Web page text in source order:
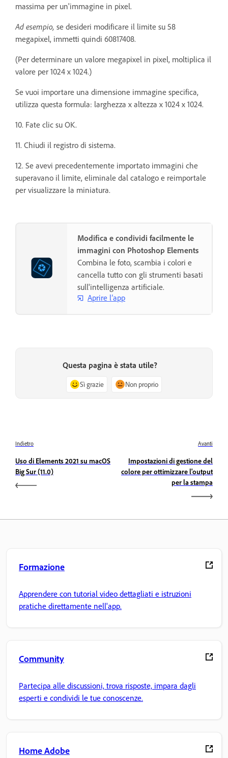
massima per un'immagine in pixel.
Ad esempio, se desideri modificare il limite su 58
megapixel, immetti quindi 60817408.
(Per determinare un valore megapixel in pixel, moltiplica il
valore per 1024 x 1024.)
Se vuoi importare una dimensione immagine specifica,
utilizza questa formula: larghezza x altezza x 1024 x 1024.
10. Fate clic su OK.
11. Chiudi il registro di sistema.
12. Se avevi precedentemente importato immagini che
superavano il limite, eliminale dal catalogo e reimportale
per visualizzare la miniatura.
Modifica e condividi facilmente le
immagini con Photoshop Elements
Combina le foto, scambia i colori e
cancella tutto con gli strumenti basati
sull'intelligenza artificiale.
Aprire l’app
Questa pagina è stata utile?
Sì grazie Non proprio
Indietro
Uso di Elements 2021 su macOS
Big Sur (11.0)
Avanti
Impostazioni di gestione del
colore per ottimizzare l'output
per la stampa
Formazione
Apprendere con tutorial video dettagliati e istruzioni
pratiche direttamente nell'app.
Community
Partecipa alle discussioni, trova risposte, impara dagli
esperti e condividi le tue conoscenze.
Home Adobe